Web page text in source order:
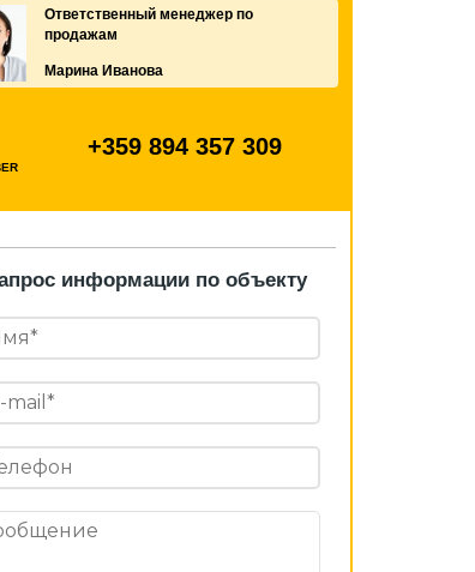
Ответственный менеджер по
продажам
Марина Иванова
+359 894 357 309
информации по объекту